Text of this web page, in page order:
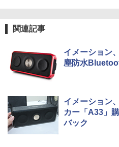
関連記事
イメーション
塵防水
イメーション
カー「A33」
バック